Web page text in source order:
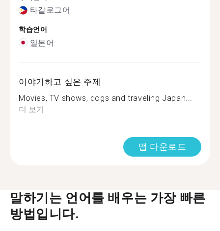
타갈로그어
학습언어
일본어
이야기하고 싶은 주제
Movies, TV shows, dogs and traveling Japan...
더 보기
앱 다운로드
말하기는 언어를 배우는 가장 빠른
방법입니다.